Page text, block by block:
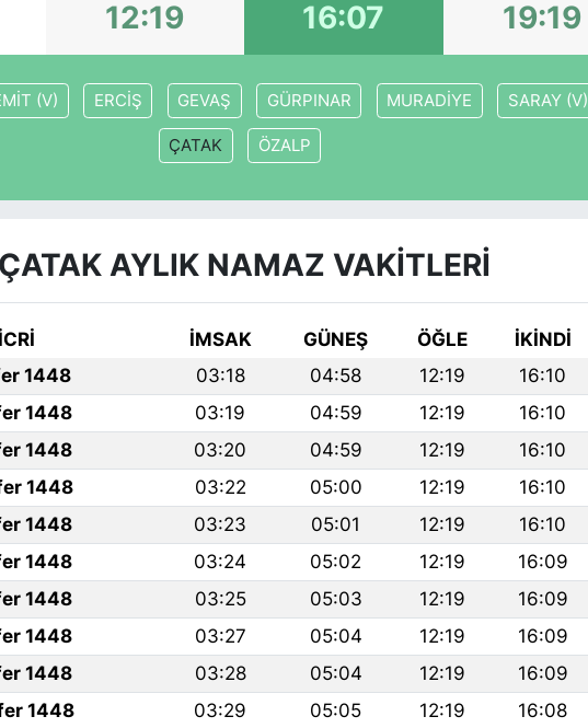
12:19 16:07 19:19
(V) ERCİŞ GEVAŞ GÜRPINAR MURADİYE SARAY (V)
ÇATAK ÖZALP
ÇATAK AYLIK NAMAZ VAKITLERI
İMSAK GÜNEŞ ÖĞLE İKINDI
1448 03:18 04:58 12:19 16:10
1448 03:19 04:59 12:19 16:10
1448 03:20 04:59 12:19 16:10
1448 03:22 05:00 12:19 16:10
1448 03:23 05:01 12:19 16:10
1448 03:24 05:02 12:19 16:09
1448 03:25 05:03 12:19 16:09
1448 03:27 05:04 12:19 16:09
1448 03:28 05:04 12:19 16:09
1448 03:29 05:05 12:19 16:08